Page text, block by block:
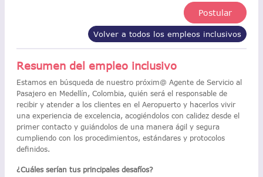
Postular
Volver a todos los empleos inclusivos
Resumen del empleo inclusivo
Estamos en búsqueda de nuestro próxim@ Agente de Servicio al
Pasajero en Medellín, Colombia, quién será el responsable de
recibir y atender a los clientes en el Aeropuerto y hacerlos vivir
una experiencia de excelencia, acogiéndolos con calidez desde el
primer contacto y guiándolos de una manera ágil y segura
cumpliendo con los procedimientos, estándares y protocolos
definidos.
¿Cuáles serían tus principales desafíos?